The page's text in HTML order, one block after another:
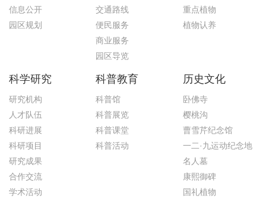
信息公开
园区规划
交通路线
便民服务
商业服务
园区导览
重点植物
植物认养
科学研究
研究机构
人才队伍
科研进展
科研项目
研究成果
合作交流
学术活动
科普教育
科普馆
科普展览
科普课堂
科普活动
历史文化
卧佛寺
樱桃沟
曹雪芹纪念馆
一二·九运动纪念地
名人墓
康熙御碑
国礼植物